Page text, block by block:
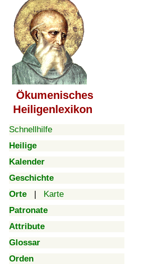
Ökumenisches
Heiligenlexikon
Schnellhilfe
Heilige
Kalender
Geschichte
Orte | Karte
Patronate
Attribute
Glossar
Orden